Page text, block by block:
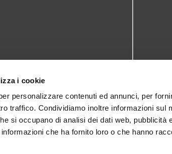
i cookie
personalizzare contenuti ed annunci, per
traffico. Condividiamo inoltre informazioni sul
si occupano di analisi dei dati web, pubblicità
che ha fornito loro o che hanno
biblioteca@comune.monselice.padova.it
0429 - 1905714